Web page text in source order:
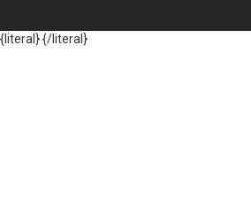
{literal}{/literal}